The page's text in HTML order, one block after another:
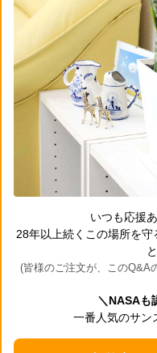
いつも応援
28年以上続くこの場所を
(皆様のご注文が、このQ&A
＼NASAも
一番人気のサン